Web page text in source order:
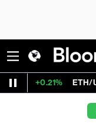
ETH/USD 1,922.29